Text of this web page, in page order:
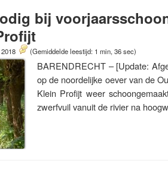
bij
(Gemiddelde leestijd: 1 min, 36 sec)
BARENDRECHT – [Update:
op de noordelijke oever van de
Klein Profijt weer
zwerfvuil vanuit de rivier na